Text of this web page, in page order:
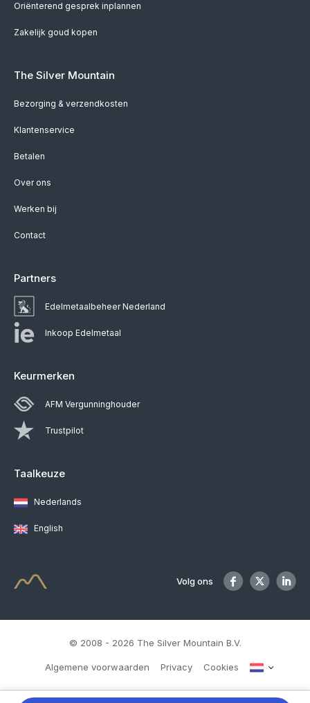
Oriënterend gesprek inplannen
Zakelijk goud kopen
The Silver Mountain
Bezorging & verzendkosten
Klantenservice
Betalen
Over ons
Werken bij
Contact
Partners
Edelmetaalbeheer Nederland
Inkoop Edelmetaal
Keurmerken
AFM Vergunninghouder
Trustpilot
Taalkeuze
Nederlands
English
Volg ons
© 2008 - 2026 The Silver Mountain B.V.
Algemene voorwaarden Privacy Cookies